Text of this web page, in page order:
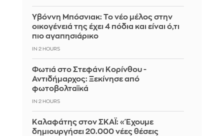
Υβόννη Μπόσνιακ: Το νέο μέλος στην
οικογένειά της έχει 4 πόδια και είναι ό,τι
πιο αγαπησιάρικο
IN 2 HOURS
Φωτιά στο Στεφάνι Κορίνθου -
Αντιδήμαρχος: Ξεκίνησε από
φωτοβολταϊκά
IN 2 HOURS
Καλαφάτης στον ΣΚΑΪ: «Έχουμε
δημιουργήσει 20.000 νέες θέσεις